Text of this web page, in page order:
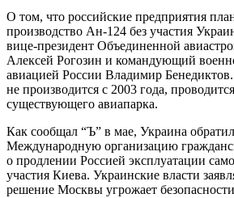
О том, что российские предприятия
производство Ан-124 без участия
вице-президент Объединенной
Алексей Рогозин и командующий
авиацией России Владимир
не производится с 2003 года,
существующего авиапарка.
Как сообщал “Ъ” в мае, Украина
Международную организацию
о продлении Россией эксплуатации
участия Киева. Украинские власти
решение Москвы угрожает